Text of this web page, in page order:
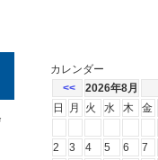
カレンダー
<<
2026年8月
日
月 火 水 木 金
2
3 4 5 6 7